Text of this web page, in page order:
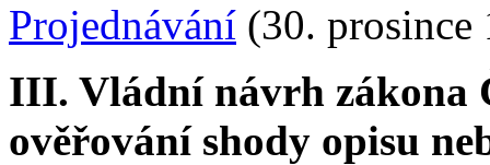
Projednávání (30. prosince
III. Vládní návrh zákona
ověřování shody opisu